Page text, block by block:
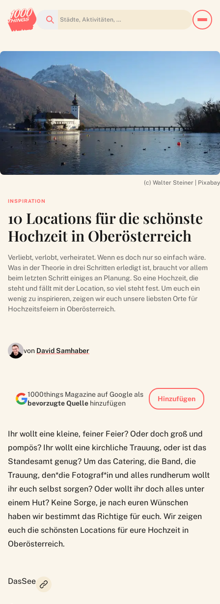
Suchen
(c) Walter Steiner | Pixabay
INSPIRATION
10 Locations für die schönste
Hochzeit in Oberösterreich
Verliebt, verlobt, verheiratet. Wenn es doch nur so einfach wäre.
Was in der Theorie in drei Schritten erledigt ist, braucht vor allem
beim letzten Schritt einiges an Planung. So eine Hochzeit, die
steht und fällt mit der Location, so viel steht fest. Um euch ein
wenig zu inspirieren, zeigen wir euch unsere liebsten Orte für
Hochzeitsfeiern in Oberösterreich.
von David Samhaber
1000things Magazine auf Google als
bevorzugte Quelle hinzufügen
Hinzufügen
Ihr wollt eine kleine, feiner Feier? Oder doch groß und
pompös? Ihr wollt eine kirchliche Trauung, oder ist das
Standesamt genug? Um das Catering, die Band, die
Trauung, den*die Fotograf*in und alles rundherum wollt
ihr euch selbst sorgen? Oder wollt ihr doch alles unter
einem Hut? Keine Sorge, je nach euren Wünschen
haben wir bestimmt das Richtige für euch. Wir zeigen
euch die schönsten Locations für eure Hochzeit in
Oberösterreich.
DasSee